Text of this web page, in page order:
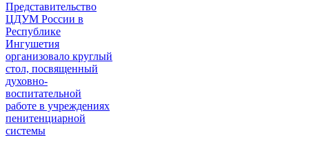
Представительство
ЦДУМ России в
Республике
Ингушетия
организовало круглый
стол, посвященный
духовно-
воспитательной
работе в учреждениях
пенитенциарной
системы